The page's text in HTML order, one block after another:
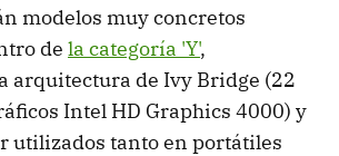
modelos muy concretos
de la categoría 'Y',
arquitectura de Ivy Bridge (22
Intel HD Graphics 4000) y
utilizados tanto en portátiles